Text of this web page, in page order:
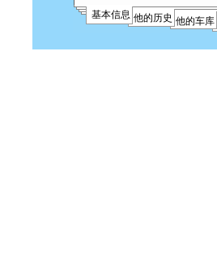
基本信息 他的历史 他的车库